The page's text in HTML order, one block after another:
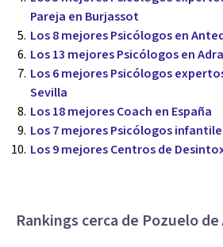
Pareja en Burjassot
Los 8 mejores Psicólogos en
Los 13 mejores Psicólogos en Adra
Los 6 mejores Psicólogos
Sevilla
Los 18 mejores Coach en España
Los 7 mejores Psicólogos
Los 9 mejores Centros de
Rankings cerca de Pozuelo de